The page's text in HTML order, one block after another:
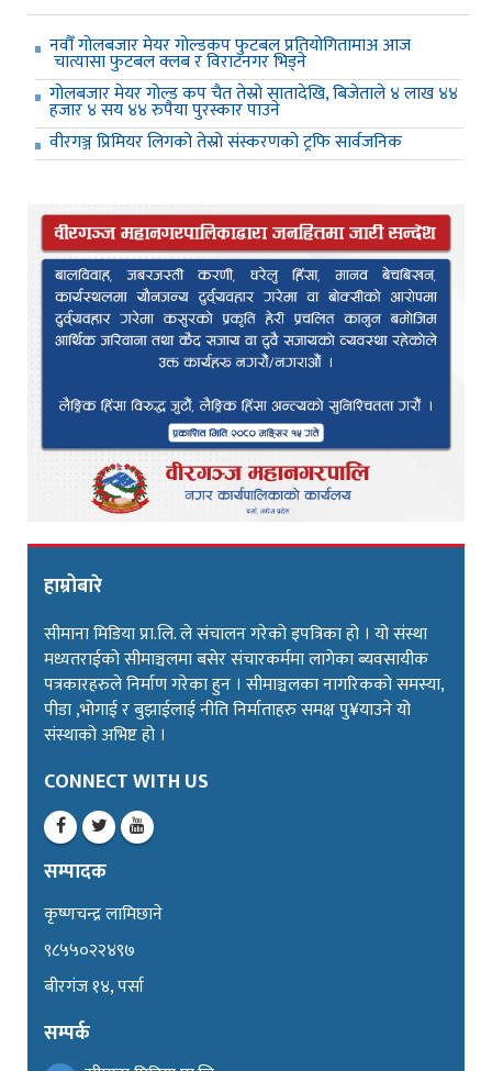
नवौँ गोलबजार मेयर गोल्डकप फुटबल प्रतियोगितामाअ आज
चात्यासा फुटबल क्लब र विराटनगर भिड्ने
गोलबजार मेयर गोल्ड कप चैत तेस्रो सातादेखि, बिजेताले ४ लाख ४४
हजार ४ सय ४४ रुपैया पुरस्कार पाउने
वीरगञ्ज प्रिमियर लिगको तेस्रो संस्करणको ट्रफि सार्वजनिक
हाम्रोबारे
सीमाना मिडिया प्रा.लि. ले संचालन गरेको इपत्रिका हो । यो संस्था
मध्यतराईको सीमाञ्चलमा बसेर संचारकर्ममा लागेका ब्यवसायीक
पत्रकारहरुले निर्माण गरेका हुन । सीमाञ्चलका नागरिकको समस्या,
पीडा ,भोगाई र बुझाईलाई नीति निर्माताहरु समक्ष पु¥याउने यो
संस्थाको अभिष्ट हो ।
CONNECT WITH US
सम्पादक
कृष्णचन्द्र लामिछाने
९८५५०२२४९७
बीरगंज १४, पर्सा
सम्पर्क